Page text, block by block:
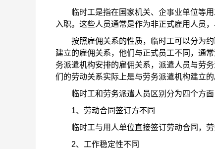
临时工是指在国家机关、企事业单位等用
入职。这些人员通常是作为非正式雇用人员
按照雇佣关系的性质，临时工可以分为约
建立的雇佣关系，他们与正式员工不同，通
务派遣机构安排的雇佣关系，派遣人员与劳
们的劳动关系实际上是与劳务派遣机构建立的
临时工和劳务派遣人员区别分为四个方面
1、劳动合同签订方不同
临时工与用人单位直接签订劳动合同，劳
2、工作稳定性不同